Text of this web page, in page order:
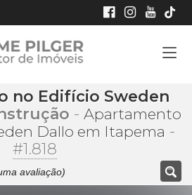
no Edifício Sweden
- Apartamento
Dallo em Itapema -
#1.818
avaliação)